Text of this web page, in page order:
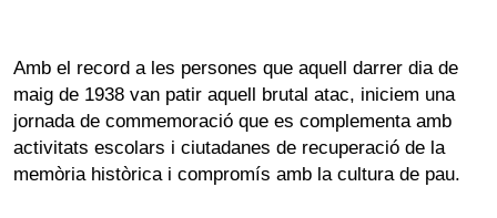
Amb el record a les persones que aquell darrer dia de
maig de 1938 van patir aquell brutal atac, iniciem una
jornada de commemoració que es complementa amb
activitats escolars i ciutadanes de recuperació de la
memòria històrica i compromís amb la cultura de pau.